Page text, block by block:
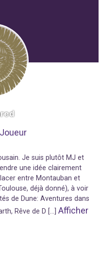
Joueur
Je suis plutôt MJ et
une idée clairement
entre Montauban et
déjà donné), à voir
de Dune: Aventures dans
Rêve de D […] Afficher